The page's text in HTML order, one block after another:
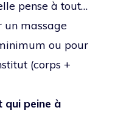
pense à tout…
un massage
ou pour
(corps +
qui peine à